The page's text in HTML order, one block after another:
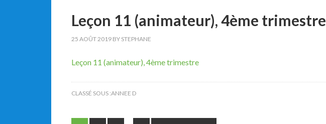
Leçon 11 (animateur), 4ème trimestre
25 AOÛT 2019 BY STEPHANE
Leçon 11 (animateur), 4ème trimestre
CLASSÉ SOUS :ANNEE D